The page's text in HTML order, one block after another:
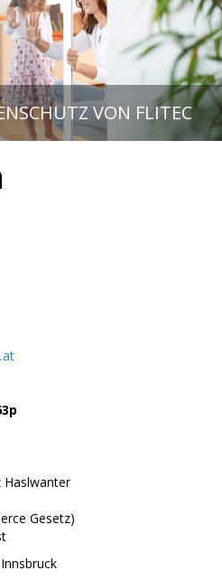
VON FLITEC
Haslwanter
Gesetz)